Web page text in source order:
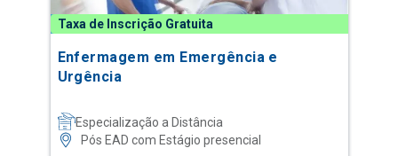
Taxa de Inscrição Gratuita
Enfermagem em Emergência e
Urgência
Especialização a Distância
Pós EAD com Estágio presencial